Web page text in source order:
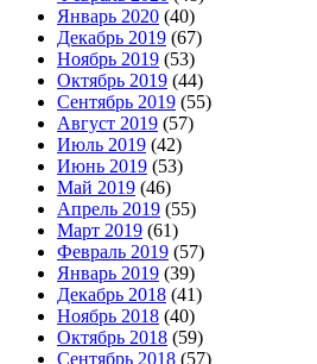
Январь 2020 (40)
Декабрь 2019 (67)
Ноябрь 2019 (53)
Октябрь 2019 (44)
Сентябрь 2019 (55)
Август 2019 (57)
Июль 2019 (42)
Июнь 2019 (53)
Май 2019 (46)
Апрель 2019 (55)
Март 2019 (61)
Февраль 2019 (57)
Январь 2019 (39)
Декабрь 2018 (41)
Ноябрь 2018 (40)
Октябрь 2018 (59)
Сентябрь 2018 (57)